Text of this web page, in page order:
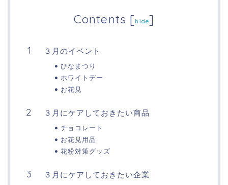
Contents [hide]
３月のイベント
ひなまつり
ホワイトデー
お花見
３月にケアしておきたい商品
チョコレート
お花見用品
花粉対策グッズ
３月にケアしておきたい企業